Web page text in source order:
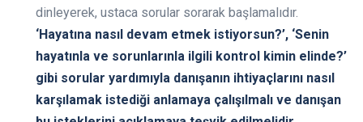
dinleyerek, ustaca sorular sorarak başlamalıdır.
‘Hayatına nasıl devam etmek istiyorsun?’, ‘Senin
hayatınla ve sorunlarınla ilgili kontrol kimin elinde?’
gibi sorular yardımıyla danışanın ihtiyaçlarını nasıl
karşılamak istediği anlamaya çalışılmalı ve danışan